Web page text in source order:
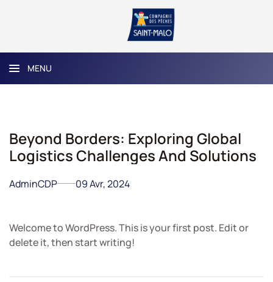
MENU
Beyond Borders: Exploring Global
Logistics Challenges And Solutions
AdminCDP 09 Avr, 2024
Welcome to WordPress. This is your first post. Edit or
delete it, then start writing!